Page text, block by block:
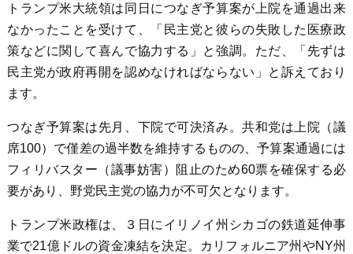
トランプ米大統領は同日につなぎ予算案が上院を通過出来
なかったことを受けて、「民主党と彼らの失敗した医療政
策などに関して喜んで協力する」と強調。ただ、「先ずは
民主党が政府再開を認めなければならない」と訴えており
ます。
つなぎ予算案は先月、下院で可決済み。共和党は上院（議
席100）で僅差の過半数を維持するものの、予算案通過には
フィリバスター（議事妨害）阻止のため60票を確保する必
要があり、野党民主党の協力が不可欠となります。
トランプ米政権は、３日にイリノイ州シカゴの鉄道延伸事
業で21億ドルの資金凍結を決定。カリフォルニア州やNY州